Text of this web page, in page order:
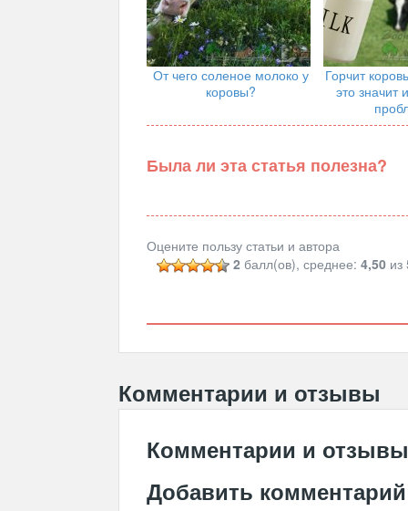
От чего соленое молоко у
коровы?
Горчит
это значит
Была ли эта статья полезна?
Оцените пользу статьи и автора
2 балл(ов), среднее:4,50 из
Комментарии и отзывы
Комментарии и отзывы
Добавить комментарий